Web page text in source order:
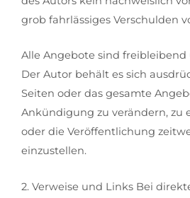
grob fahrlässiges Verschulden
Alle Angebote sind
Der Autor behält es sich
Seiten oder das gesamte
Ankündigung zu verändern, zu
oder die Veröffentlichung
einzustellen.
2. Verweise und Links Bei